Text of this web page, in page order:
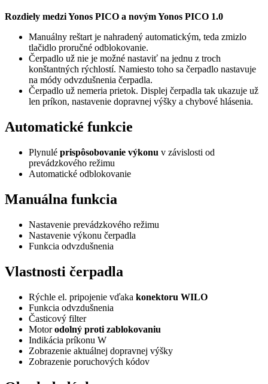
Rozdiely medzi Yonos PICO a novým Yonos PICO 1.0
Manuálny reštart je nahradený automatickým, teda zmizlo
tlačidlo proručné odblokovanie.
Čerpadlo už nie je možné nastaviť na jednu z troch
konštantných rýchlostí. Namiesto toho sa čerpadlo nastavuje
na módy odvzdušnenia čerpadla.
Čerpadlo už nemeria prietok. Displej čerpadla tak ukazuje už
len príkon, nastavenie dopravnej výšky a chybové hlásenia.
Automatické funkcie
Plynulé prispôsobovanie výkonu v závislosti od
prevádzkového režimu
Automatické odblokovanie
Manuálna funkcia
Nastavenie prevádzkového režimu
Nastavenie výkonu čerpadla
Funkcia odvzdušnenia
Vlastnosti čerpadla
Rýchle el. pripojenie vďaka konektoru WILO
Funkcia odvzdušnenia
Časticový filter
Motorodolný proti zablokovaniu
Indikácia príkonu W
Zobrazenie aktuálnej dopravnej výšky
Zobrazenie poruchových kódov